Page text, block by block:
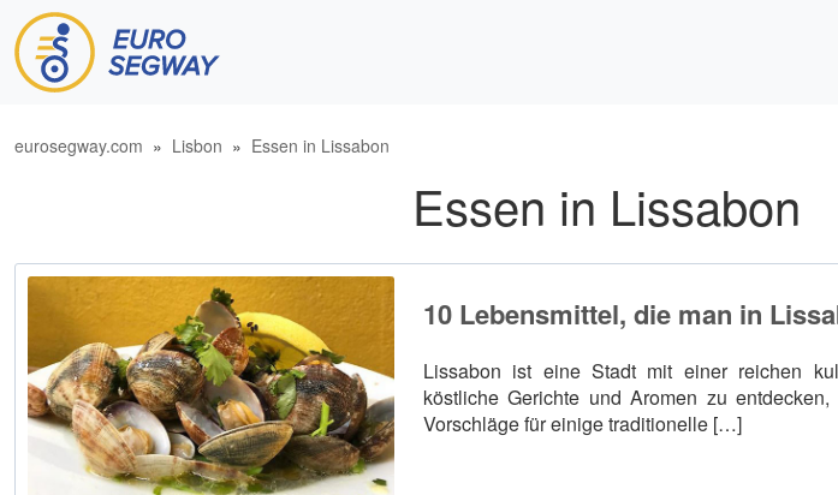
Hauptnavigation
eurosegway.com » Lisbon » Essen in Lissabon
Essen in Lissabon
10 Lebensmittel, die man in
Lissabon ist eine Stadt mit einer reichen
köstliche Gerichte und Aromen zu
Vorschläge für einige traditionelle […]